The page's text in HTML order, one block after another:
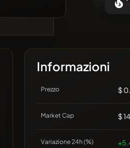
❌Nessuna moneta recente
Informazioni
Prezzo $ 0.
Market Cap $
Variazione 24h (%)